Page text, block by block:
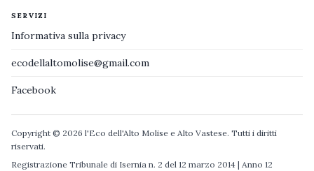
SERVIZI
Informativa sulla privacy
ecodellaltomolise@gmail.com
Facebook
Copyright © 2026 l'Eco dell'Alto Molise e Alto Vastese. Tutti i diritti
riservati.
Registrazione Tribunale di Isernia n. 2 del 12 marzo 2014 | Anno 12